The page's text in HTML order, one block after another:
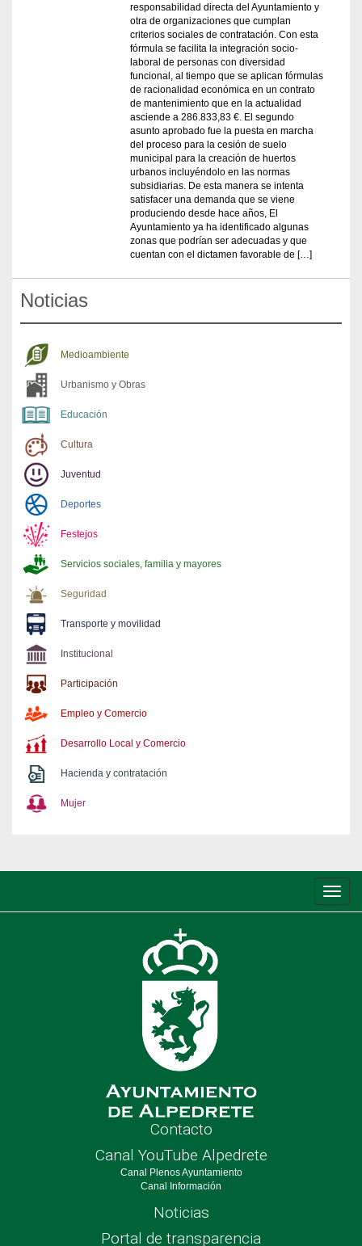
responsabilidad directa del Ayuntamiento y
otra de organizaciones que cumplan
criterios sociales de contratación. Con esta
fórmula se facilita la integración socio-
laboral de personas con diversidad
funcional, al tiempo que se aplican fórmulas
de racionalidad económica en un contrato
de mantenimiento que en la actualidad
asciende a 286.833,83 €. El segundo
asunto aprobado fue la puesta en marcha
del proceso para la cesión de suelo
municipal para la creación de huertos
urbanos incluyéndolo en las normas
subsidiarias. De esta manera se intenta
satisfacer una demanda que se viene
produciendo desde hace años, El
Ayuntamiento ya ha identificado algunas
zonas que podrían ser adecuadas y que
cuentan con el dictamen favorable de […]
Noticias
Medioambiente
Urbanismo y Obras
Educación
Cultura
Juventud
Deportes
Festejos
Servicios sociales, familia y mayores
Seguridad
Transporte y movilidad
Institucional
Participación
Empleo y Comercio
Desarrollo Local y Comercio
Hacienda y contratación
Mujer
de
Contacto
Canal YouTube Alpedrete
Canal Plenos Ayuntamiento
Canal Información
Noticias
Portal de transparencia